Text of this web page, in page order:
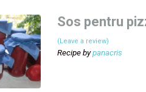
Sos pentru
(Leave a review)
Recipe bypanacris